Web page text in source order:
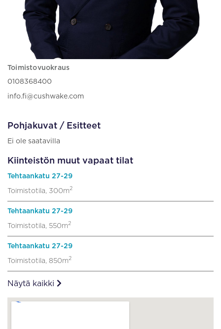
Toimistovuokraus
0108368400
info.fi@cushwake.com
Pohjakuvat / Esitteet
Ei ole saatavilla
Kiinteistön muut vapaat tilat
Tehtaankatu 27-29
Toimistotila, 300m2
Tehtaankatu 27-29
Toimistotila, 550m2
Tehtaankatu 27-29
Toimistotila, 850m2
Näytä kaikki